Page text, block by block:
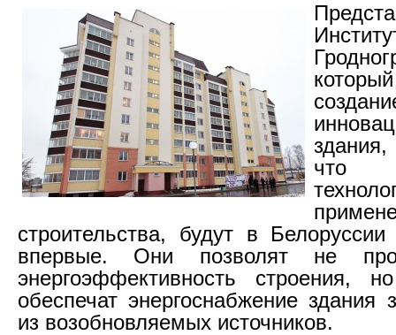
что
строительства, будут в Белоруссии
впервые. Они позволят не
энергоэффективность строения,
обеспечат энергоснабжение здания
из возобновляемых источников.